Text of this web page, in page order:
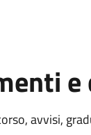
avvisi,